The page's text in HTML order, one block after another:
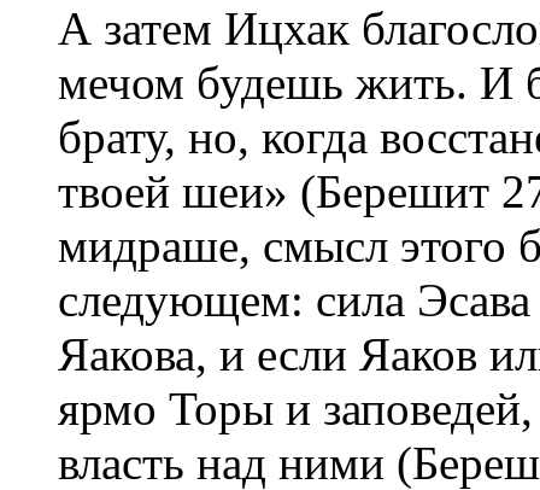
А затем Ицхак
мечом будешь жить. И
брату, но, когда
твоей шеи» (Берешит
мидраше, смысл этого
следующем: сила Эсава
Яакова, и если Яаков
ярмо Торы и
власть над ними